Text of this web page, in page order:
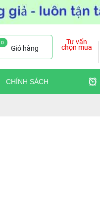
0
Giỏ hàng
Tư vấn
chọn mua
CHÍNH SÁCH